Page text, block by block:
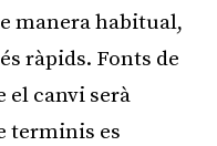
manera habitual,
ràpids. Fonts de
el canvi serà
terminis es